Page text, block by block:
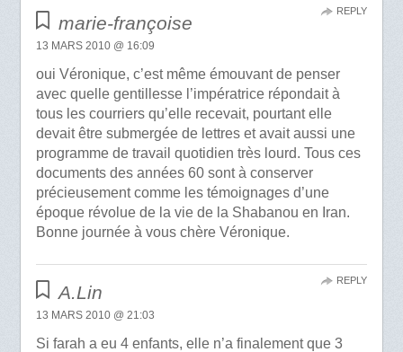
marie-françoise
13 MARS 2010 @ 16:09
oui Véronique, c’est même émouvant de penser
avec quelle gentillesse l’impératrice répondait à
tous les courriers qu’elle recevait, pourtant elle
devait être submergée de lettres et avait aussi une
programme de travail quotidien très lourd. Tous ces
documents des années 60 sont à conserver
précieusement comme les témoignages d’une
époque révolue de la vie de la Shabanou en Iran.
Bonne journée à vous chère Véronique.
REPLY
A.Lin
13 MARS 2010 @ 21:03
Si farah a eu 4 enfants, elle n’a finalement que 3
REPLY